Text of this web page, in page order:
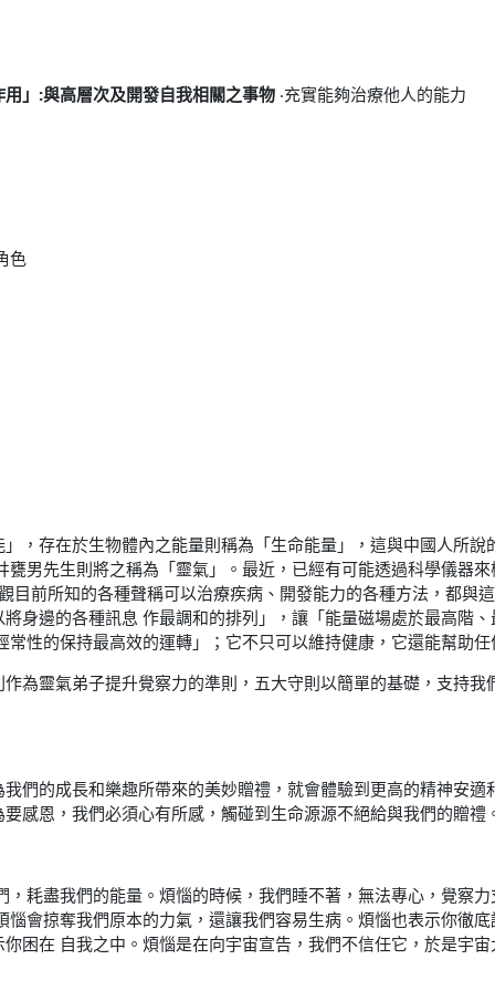
」:與高層次及開發自我相關之事物 ‧充實能夠治療他人的能力
色
，存在於生物體內之能量則稱為「生命能量」，這與中國人所
男先生則將之稱為「靈氣」。最近，已經有可能透過科學儀器
目前所知的各種聲稱可以治療疾病、開發能力的各種方法，都與
身邊的各種訊息 作最調和的排列」，讓「能量磁場處於最高階
性的保持最高效的運轉」；它不只可以維持健康，它還能幫助
為靈氣弟子提升覺察力的準則，五大守則以簡單的基礎，支持
們的成長和樂趣所帶來的美妙贈禮，就會體驗到更高的精神安
感恩，我們必須心有所感，觸碰到生命源源不絕給與我們的贈禮
耗盡我們的能量。煩惱的時候，我們睡不著，無法專心，覺察
會掠奪我們原本的力氣，還讓我們容易生病。煩惱也表示你徹
困在 自我之中。煩惱是在向宇宙宣告，我們不信任它，於是宇